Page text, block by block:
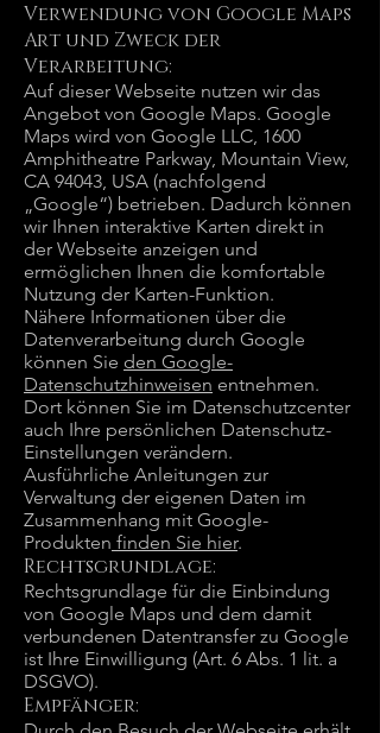
Verwendung von Google Maps
Art und Zweck der
Verarbeitung:
Auf dieser Webseite nutzen wir das
Angebot von Google Maps. Google
Maps wird von Google LLC, 1600
Amphitheatre Parkway, Mountain View,
CA 94043, USA (nachfolgend
„Google“) betrieben. Dadurch können
wir Ihnen interaktive Karten direkt in
der Webseite anzeigen und
ermöglichen Ihnen die komfortable
Nutzung der Karten-Funktion.
Nähere Informationen über die
Datenverarbeitung durch Google
können Sie den Google-
Datenschutzhinweisen entnehmen.
Dort können Sie im Datenschutzcenter
auch Ihre persönlichen Datenschutz-
Einstellungen verändern.
Ausführliche Anleitungen zur
Verwaltung der eigenen Daten im
Zusammenhang mit Google-
Produkten finden Sie hier.
Rechtsgrundlage:
Rechtsgrundlage für die Einbindung
von Google Maps und dem damit
verbundenen Datentransfer zu Google
ist Ihre Einwilligung (Art. 6 Abs. 1 lit. a
DSGVO).
Empfänger: